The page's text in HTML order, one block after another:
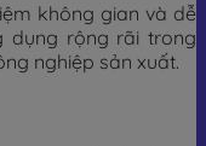
không gian và dễ
dụng rộng rãi trong
nghiệp sản xuất.